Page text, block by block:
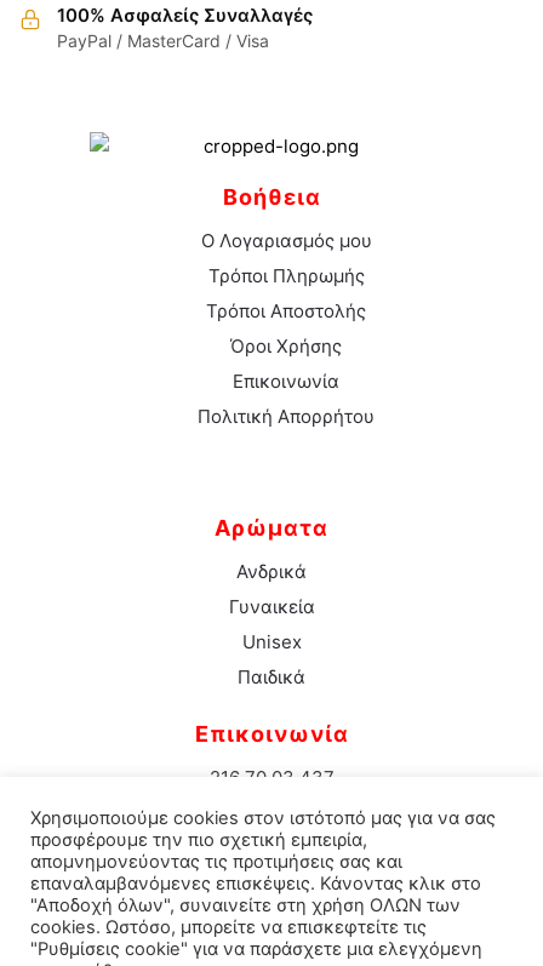
επιλογές
μπορούν
προϊόντος
100% Ασφαλείς Συναλλαγές
PayPal / MasterCard / Visa
Βοήθεια
Ο Λογαριασμός μου
Τρόποι Πληρωμής
Τρόποι Αποστολής
Όροι Χρήσης
Επικοινωνία
Πολιτική Απορρήτου
Αρώματα
Ανδρικά
Γυναικεία
Unisex
Παιδικά
Επικοινωνία
216 70 03 437
info@aromacenter.gr
25ης Μαρτίου 1 Νέα Σμύρνη 171 21
© 2021 Aroma Center. All rights reserved.Κατασκευή
Χρησιμοποιούμε cookies στον ιστότοπό μας για να σας
προσφέρουμε την πιο σχετική εμπειρία,
απομνημονεύοντας τις προτιμήσεις σας και
επαναλαμβανόμενες επισκέψεις. Κάνοντας κλικ στο
"Αποδοχή όλων", συναινείτε στη χρήση ΟΛΩΝ των
cookies. Ωστόσο, μπορείτε να επισκεφτείτε τις
"Ρυθμίσεις cookie" για να παράσχετε μια ελεγχόμενη